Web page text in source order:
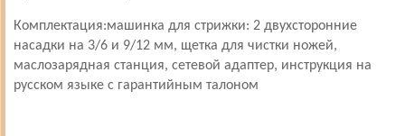
Комплектация:машинка для стрижки: 2 двухсторонние
насадки на 3/6 и 9/12 мм, щетка для чистки ножей,
маслозарядная станция, сетевой адаптер, инструкция на
русском языке с гарантийным талоном